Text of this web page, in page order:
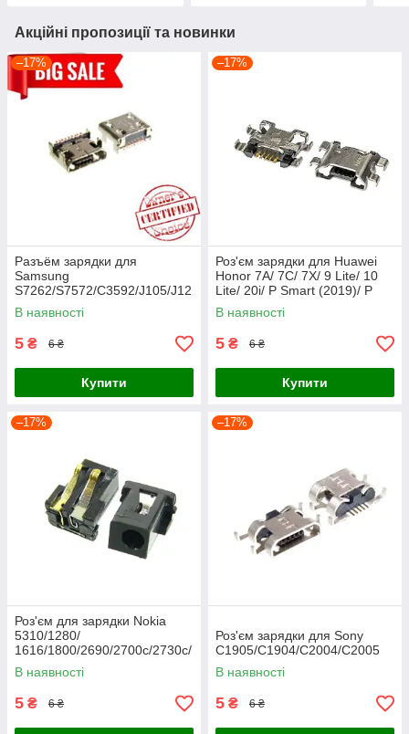
Акційні пропозиції та новинки
–17%
Разъём зарядки для
Samsung
S7262/S7572/C3592/J105/J12
0/G130/G310/ G313
В наявності
5 ₴ 6 ₴
Купити
–17%
Роз'єм зарядки для Huawei
Honor 7A/ 7C/ 7X/ 9 Lite/ 10
Lite/ 20i/ P Smart (2019)/ P
Smart Plus/ Y5
В наявності
5 ₴ 6 ₴
Купити
–17%
Роз'єм для зарядки Nokia
5310/1280/
1616/1800/2690/2700c/2730c/
3120c/
3600s/5130/5220/5228/5230/
В наявності
5 ₴ 6 ₴
–17%
Роз'єм зарядки для Sony
C1905/C1904/C2004/C2005
В наявності
5 ₴ 6 ₴